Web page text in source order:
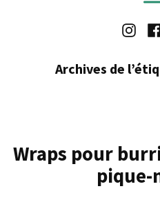
Archives de
Wraps pour
pique-